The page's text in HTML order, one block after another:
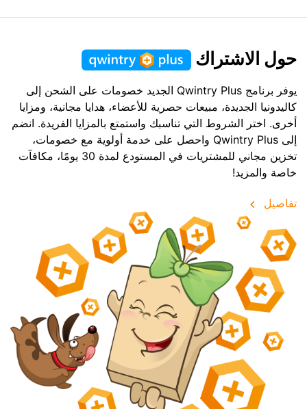
حول الاشتراك
يوفر برنامج Qwintry Plus الجديد خصومات على الشحن إلى
كاليدونيا الجديدة، مبيعات حصرية للأعضاء، هدايا مجانية، ومزايا
أخرى. اختر الشروط التي تناسبك واستمتع بالمزايا الفريدة. انضم
إلى Qwintry Plus واحصل على خدمة أولوية مع خصومات،
تخزين مجاني للمشتريات في المستودع لمدة 30 يومًا، مكافآت
خاصة والمزيد!
تفاصيل